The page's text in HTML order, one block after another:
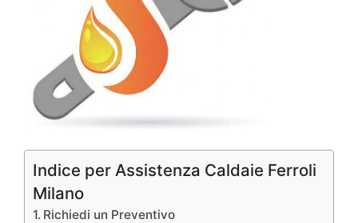
Indice per Assistenza Caldaie Ferroli
Milano
Richiedi un Preventivo